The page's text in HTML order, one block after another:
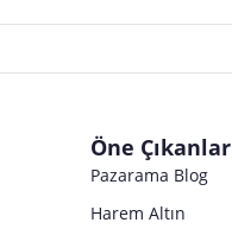
Öne Çıkanlar
Pazarama Blog
Harem Altın